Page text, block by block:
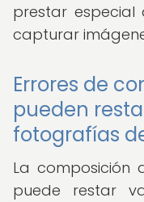
prestar
capturar
Errores de
pueden
fotografías
La composición
puede restar